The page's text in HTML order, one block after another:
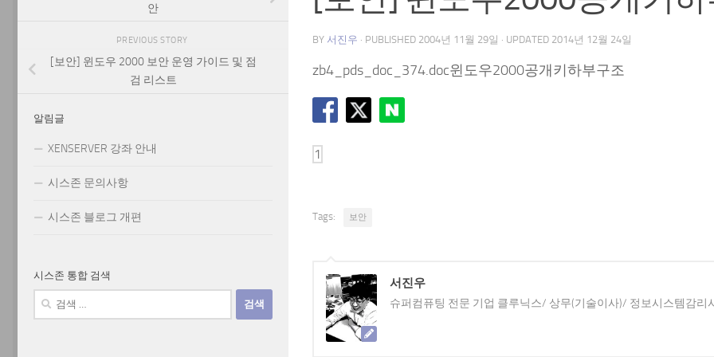
BY 서진우 · PUBLISHED 2004년 11월 29일 · UPDATED 2014년 12월 24일
zb4_pds_doc_374.doc윈도우2000공개키하부구조
Tags: 보안
서진우
슈퍼컴퓨팅 전문 기업 클루닉스/ 상무(기술이사)/ 정보시스템감리
안
PREVIOUS STORY
[보안] 윈도우 2000 보안 운영 가이드 및 점
검 리스트
알림글
XENSERVER 강좌 안내
시스존 문의사항
시스존 블로그 개편
시스존 통합 검색
검